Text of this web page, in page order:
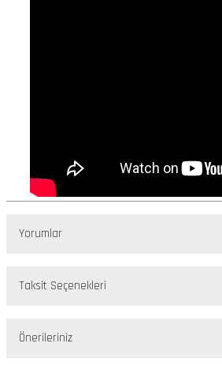
Yorumlar
Taksit Seçenekleri
Önerileriniz